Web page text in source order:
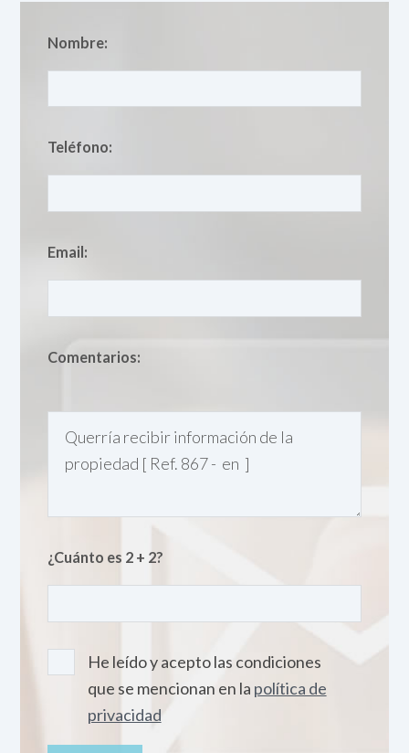
Nombre:
Teléfono:
Email:
Comentarios:
¿Cuánto es 2 + 2?
He leído y acepto las condiciones
que se mencionan en la política de
privacidad